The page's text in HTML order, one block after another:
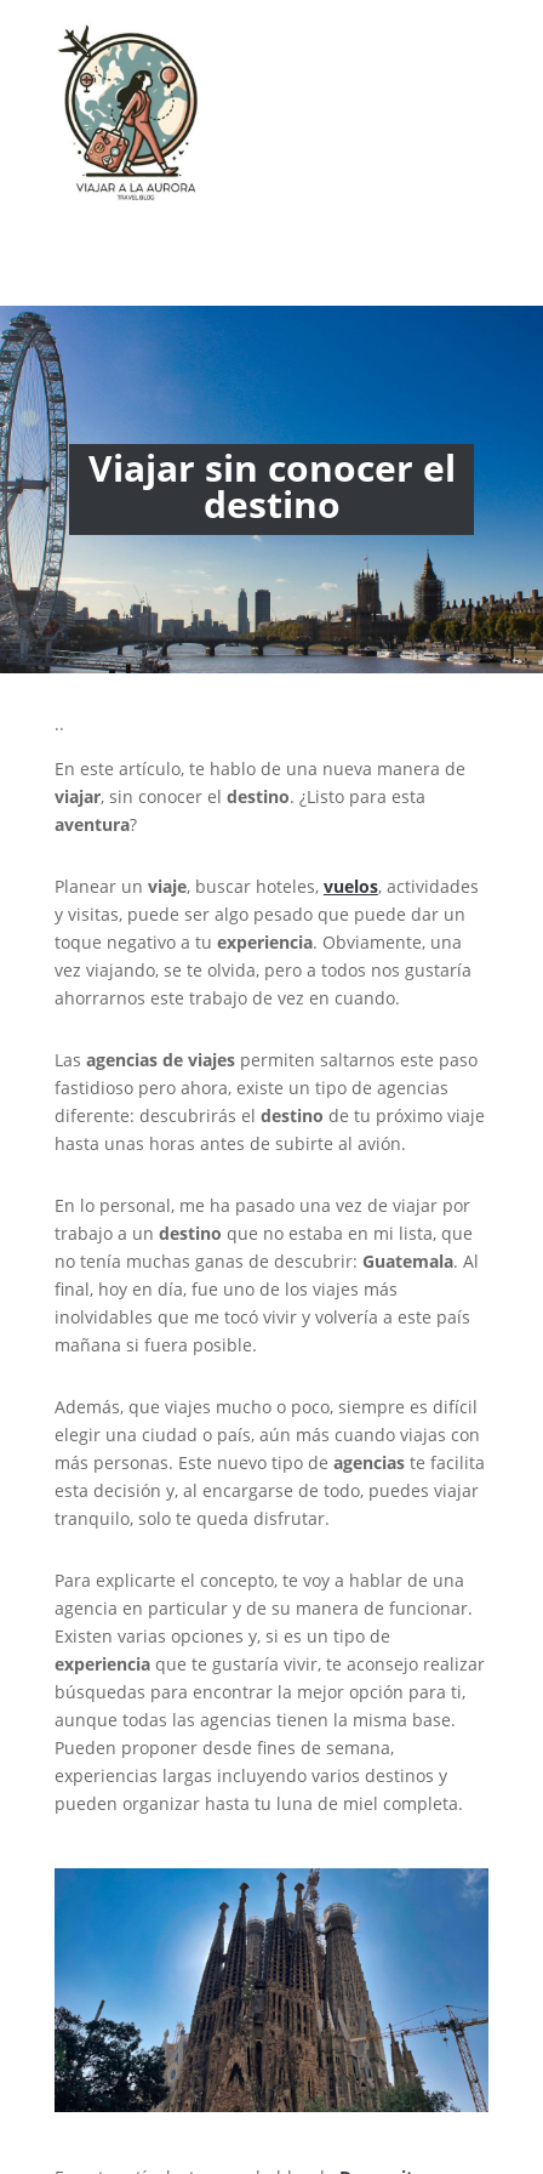
Viajar sin conocer el
destino
..
En este artículo, te hablo de una nueva manera de
viajar, sin conocer el destino. ¿Listo para esta
aventura?
Planear un viaje, buscar hoteles, vuelos, actividades
y visitas, puede ser algo pesado que puede dar un
toque negativo a tu experiencia. Obviamente, una
vez viajando, se te olvida, pero a todos nos gustaría
ahorrarnos este trabajo de vez en cuando.
Las agencias de viajespermiten saltarnos este paso
fastidioso pero ahora, existe un tipo de agencias
diferente: descubrirás el destino de tu próximo viaje
hasta unas horas antes de subirte al avión.
En lo personal, me ha pasado una vez de viajar por
trabajo a un destino que no estaba en mi lista, que
no tenía muchas ganas de descubrir: Guatemala. Al
final, hoy en día, fue uno de los viajes más
inolvidables que me tocó vivir y volvería a este país
mañana si fuera posible.
Además, que viajes mucho o poco, siempre es difícil
elegir una ciudad o país, aún más cuando viajas con
más personas. Este nuevo tipo de agenciaste facilita
esta decisión y, al encargarse de todo, puedes viajar
tranquilo, solo te queda disfrutar.
Para explicarte el concepto, te voy a hablar de una
agencia en particular y de su manera de funcionar.
Existen varias opciones y, si es un tipo de
experienciaque te gustaría vivir, te aconsejo realizar
búsquedas para encontrar la mejor opción para ti,
aunque todas las agencias tienen la misma base.
Pueden proponer desde fines de semana,
experiencias largas incluyendo varios destinos y
pueden organizar hasta tu luna de miel completa.